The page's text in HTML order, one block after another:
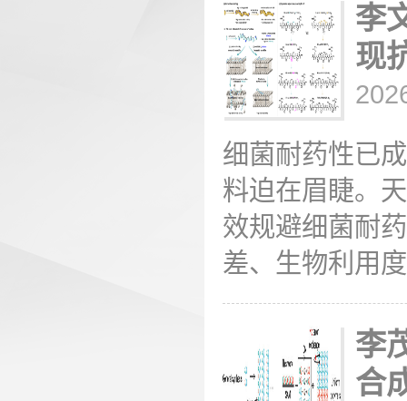
李
现
细菌耐药性已
料迫在眉睫。
效规避细菌耐
差、生物利用
李
合